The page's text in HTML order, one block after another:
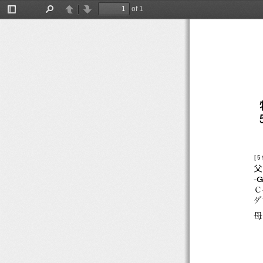
Toggle
PreviousNext
of 1
[５
父
-
Ｃ